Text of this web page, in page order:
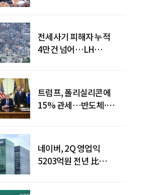
전세사기 피해자 누적
4만건 넘어…LH
트럼프, 폴리실리콘에
15% 관세…반도체·
네이버, 2Q 영업익
5203억원 전년 比